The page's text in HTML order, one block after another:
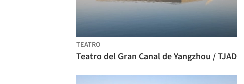
TEATRO
Teatro del Gran Canal de Yangzhou / TJAD